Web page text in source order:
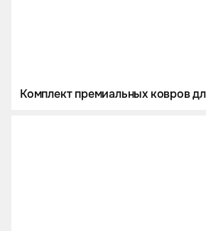
Комплект премиальных ковров